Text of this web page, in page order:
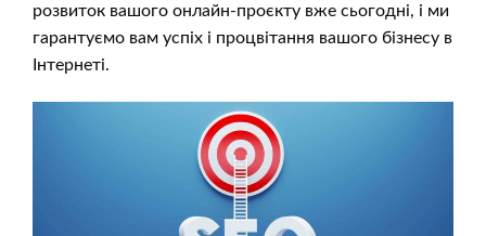
розвиток вашого онлайн-проєкту вже сьогодні, і ми
гарантуємо вам успіх і процвітання вашого бізнесу в
Інтернеті.